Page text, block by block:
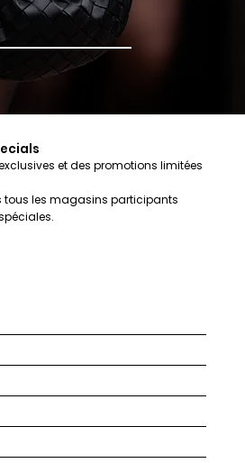
et des promotions limitées
tous les magasins participants